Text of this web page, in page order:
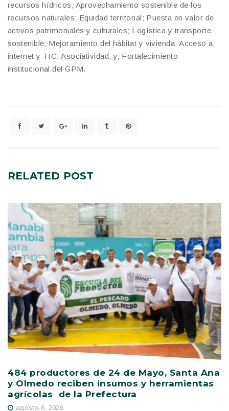
recursos hídricos; Aprovechamiento sostenible de los
recursos naturales; Equidad territorial; Puesta en valor de
activos patrimoniales y culturales; Logística y transporte
sostenible; Mejoramiento del hábitat y vivienda; Acceso a
internet y TIC; Asociatividad; y, Fortalecimiento
institucional del GPM.
RELATED POST
484 productores de 24 de Mayo, Santa Ana
y Olmedo reciben insumos y herramientas
agrícolas de la Prefectura
agosto 6, 2026